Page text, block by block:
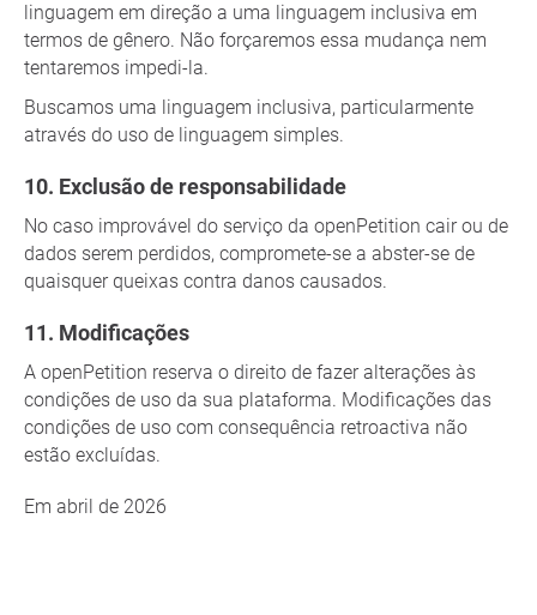
linguagem em direção a uma linguagem inclusiva em
termos de gênero. Não forçaremos essa mudança nem
tentaremos impedi-la.
Buscamos uma linguagem inclusiva, particularmente
através do uso de linguagem simples.
Exclusão de responsabilidade
No caso improvável do serviço da openPetition cair ou de
dados serem perdidos, compromete-se a abster-se de
quaisquer queixas contra danos causados.
Modificações
A openPetition reserva o direito de fazer alterações às
condições de uso da sua plataforma. Modificações das
condições de uso com consequência retroactiva não
estão excluídas.
Em abril de 2026